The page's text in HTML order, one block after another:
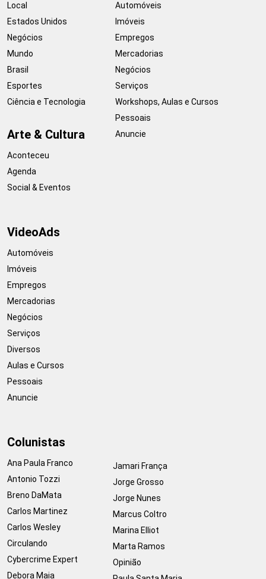
Local
Estados Unidos
Negócios
Mundo
Brasil
Esportes
Ciência e Tecnologia
Arte & Cultura
Aconteceu
Agenda
Social & Eventos
Automóveis
Imóveis
Empregos
Mercadorias
Negócios
Serviços
Workshops, Aulas e Cursos
Pessoais
Anuncie
VideoAds
Automóveis
Imóveis
Empregos
Mercadorias
Negócios
Serviços
Diversos
Aulas e Cursos
Pessoais
Anuncie
Colunistas
Ana Paula Franco
Antonio Tozzi
Breno DaMata
Carlos Martinez
Carlos Wesley
Circulando
Cybercrime Expert
Debora Maia
Jamari França
Jorge Grosso
Jorge Nunes
Marcus Coltro
Marina Elliot
Marta Ramos
Opinião